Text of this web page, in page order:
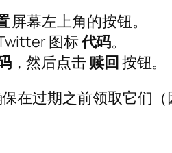
屏幕左上角的按钮。
图标代码。
，然后点击 赎回按钮。
在过期之前领取它们（